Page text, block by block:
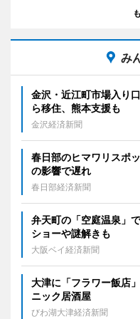
み
金沢・近江町市場入り
ら移住、熊本支援も
金沢経済新聞
春日部のヒマワリスポ
の影響で遅れ
春日部経済新聞
弁天町の「空庭温泉」
ショーや謎解きも
大阪ベイ経済新聞
大津に「フラワー飯店
ニック居酒屋
びわ湖大津経済新聞